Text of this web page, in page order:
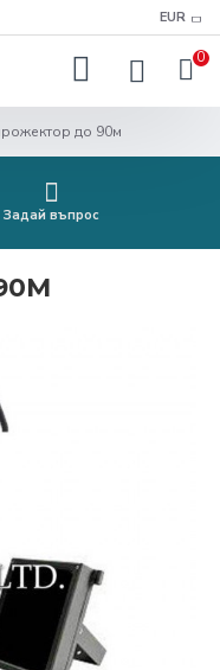
EUR
0
до 90м
Задай въпрос